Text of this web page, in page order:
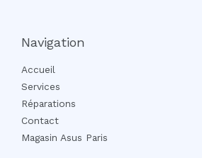
Navigation
Accueil
Services
Réparations
Contact
Magasin Asus Paris